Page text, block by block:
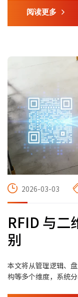
阅读更多
2026-03-03
RFID 与二
别
本文将从管理逻辑、
构等多个维度，系统